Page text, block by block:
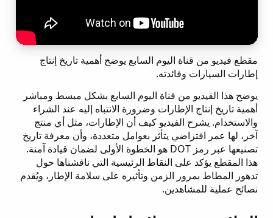
مقطع فيديو من قناة اليوم السابع يوضح أهمية تاريخ إنتاج
إطارات السيارات وفائدته.
يوضح هذا الفيديو من قناة اليوم السابع بشكل مبسط ومباشر
أهمية تاريخ إنتاج الإطارات وضرورة الانتباه إليه عند الشراء
والاستخدام. يشرح الفيديو كيف أن الإطارات، مثل أي منتج
آخر، لها عمر افتراضي يتأثر بعوامل متعددة، وأن معرفة تاريخ
تصنيعها عبر رمز DOT هو الخطوة الأولى لضمان قيادة آمنة.
هذا المقطع يؤكد على النقاط الرئيسية التي ناقشناها حول
تدهور المطاط بمرور الزمن وتأثيره على سلامة الإطار، ويُقدم
نصائح عملية للمشاهدين.